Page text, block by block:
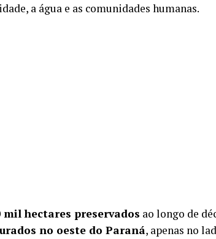
a água e as comunidades humanas.
mil hectares preservados ao longo de
no oeste do Paraná, apenas no